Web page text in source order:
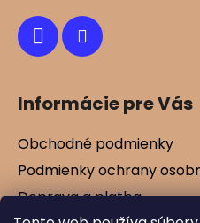
Informácie pre Vás
Obchodné podmienky
Podmienky ochrany
Doprava a platba